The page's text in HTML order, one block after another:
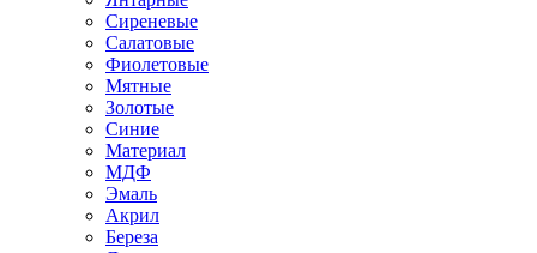
Сиреневые
Салатовые
Фиолетовые
Мятные
Золотые
Синие
Материал
МДФ
Эмаль
Акрил
Береза